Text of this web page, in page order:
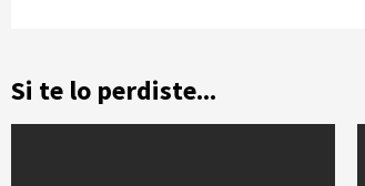
Si te lo perdiste...